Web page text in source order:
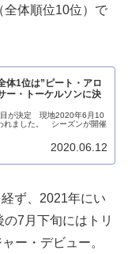
全体順位10位）で
体1位は”ピート・アロ
ー・トーケルソンに決
が決定 現地2020年6月10
れました。 シーズンが開催
2020.06.12
ず、2021年にい
7月下旬にはトリ
ー・デビュー。